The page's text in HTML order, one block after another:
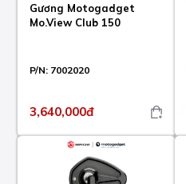
Gương Motogadget
Mo.View Club 150
P/N: 7002020
3,640,000đ